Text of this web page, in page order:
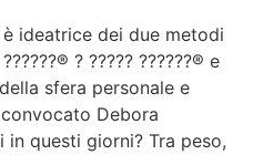
ideatrice dei due metodi
? ????? ??????® e
sfera personale e
Debora
questi giorni? Tra peso,